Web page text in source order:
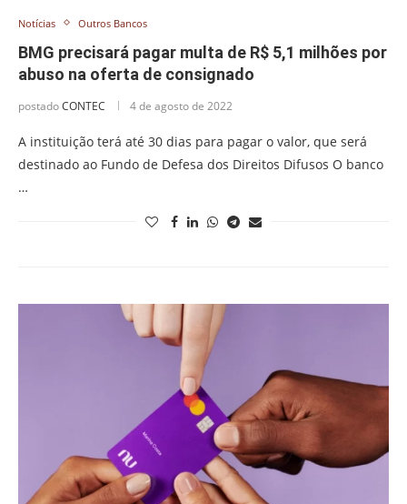
Notícias Outros Bancos
BMG precisará pagar multa de R$ 5,1 milhões por
abuso na oferta de consignado
postadoCONTEC 4 de agosto de 2022
A instituição terá até 30 dias para pagar o valor, que será
destinado ao Fundo de Defesa dos Direitos Difusos O banco
…